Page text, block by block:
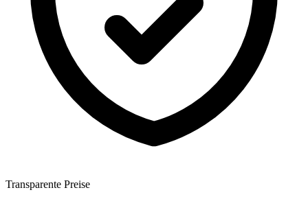
Transparente Preise